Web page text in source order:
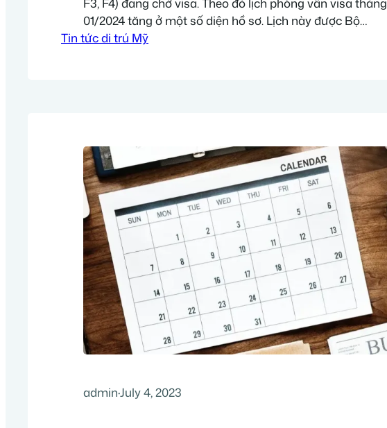
01/2024 tăng ở một số diện hồ sơ. Lịch này được Bộ
Ngoại giao Hoa Kỳ (Department of States) công bố cách
Tin tức di trú Mỹ
admin·July 4, 2023